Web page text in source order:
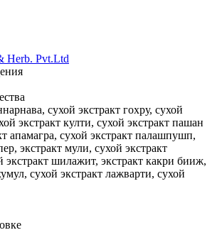
Herb. Pvt.Ltd
сухой экстракт гохру, сухой
экстракт култи, сухой экстракт пашан
апамагра, сухой экстракт палашпушп,
экстракт мули, сухой экстракт
экстракт шилажит, экстракт какри бииж,
сухой экстракт лажварти, сухой